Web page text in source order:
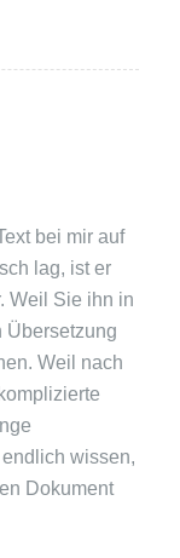
bei mir auf
lag, ist er
Weil Sie ihn in
Übersetzung
Weil nach
wissen,
Dokument